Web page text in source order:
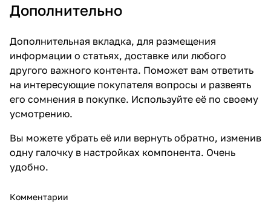
Дополнительно
Дополнительная вкладка, для размещения
информации о статьях, доставке или любого
другого важного контента. Поможет вам ответить
на интересующие покупателя вопросы и развеять
его сомнения в покупке. Используйте её по своему
усмотрению.
Вы можете убрать её или вернуть обратно, изменив
одну галочку в настройках компонента. Очень
удобно.
Комментарии